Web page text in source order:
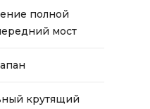
полной
мост
крутящий